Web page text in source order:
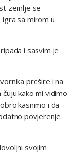
zemlje se
igra sa mirom u
i sasvim je
prošire i na
kako mi vidimo
kasnimo i da
povjerenje
svojim